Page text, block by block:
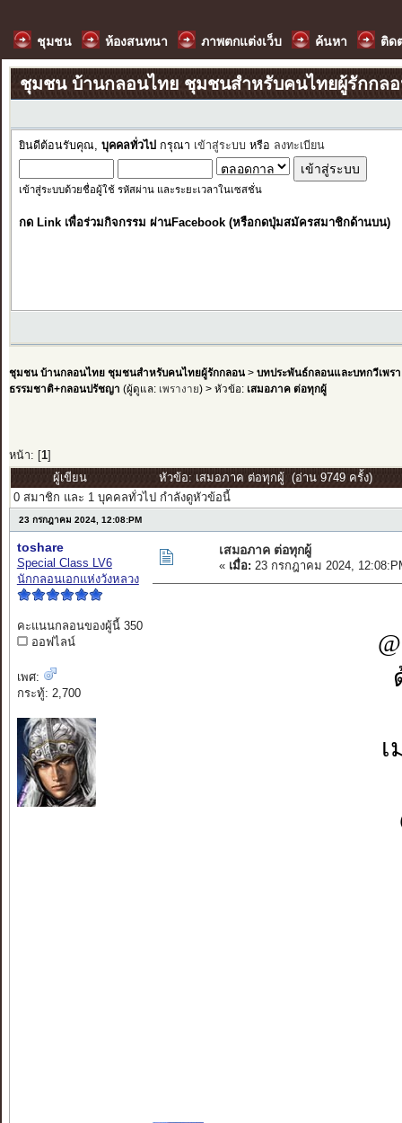
ชุมชน ห้องสนทนา ภาพตกแต่งเว็บ ค้นหา ติด
ชุมชน บ้านกลอนไทย ชุมชนสำหรับคนไทยผู้รักกล
ยินดีต้อนรับคุณ, บุคคลทั่วไป กรุณา เข้าสู่ระบบ หรือ ลงทะเบียน
เข้าสู่ระบบด้วยชื่อผู้ใช้ รหัสผ่าน และระยะเวลาในเซสชั่น
กด Link เพื่อร่วมกิจกรรม ผ่านFacebook (หรือกดปุ่มสมัครสมาชิกด้านบน)
ชุมชน บ้านกลอนไทย ชุมชนสำหรับคนไทยผู้รักกลอน> บทประพันธ์กลอนและบทกวีเพรา
ธรรมชาติ+กลอนปรัชญา (ผู้ดูแล: เพรางาย) > หัวข้อ: เสมอภาค ต่อทุกผู้
หน้า: [ 1]
ผู้เขียน
หัวข้อ: เสมอภาค ต่อทุกผู้ (อ่าน 9749 ครั้ง)
0 สมาชิก และ 1 บุคคลทั่วไป กำลังดูหัวข้อนี้
23 กรกฎาคม 2024, 12:08:PM
toshare
Special Class LV6
นักกลอนเอกแห่งวังหลวง
คะแนนกลอนของผู้นี้ 350
ออฟไลน์
เพศ:
กระทู้: 2,700
เสมอภาค ต่อทุกผู้
« เมื่อ: 23 กรกฎาคม 2024,